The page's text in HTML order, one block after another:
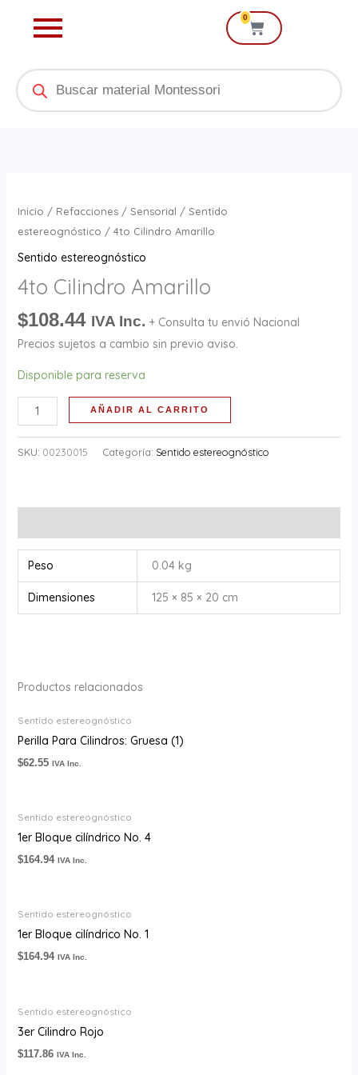
0
Cart
Products
search
Inicio / Refacciones/ Sensorial / Sentido
estereognóstico / 4to Cilindro Amarillo
Sentido estereognóstico
4to Cilindro Amarillo
$108.44 IVA Inc. + Consulta tu envió Nacional
Precios sujetos a cambio sin previo aviso.
Disponible para reserva
Cilindro
Amarillo
AÑADIR AL CARRITO
SKU: 00230015 Categoría: Sentido estereognóstico
Peso 0.04 kg
Dimensiones 125 × 85 × 20 cm
Productos relacionados
Sentido estereognóstico
Perilla Para Cilindros: Gruesa (1)
$62.55 IVA Inc.
Sentido estereognóstico
1er Bloque cilíndrico No. 4
$164.94 IVA Inc.
Sentido estereognóstico
1er Bloque cilíndrico No. 1
$164.94 IVA Inc.
Sentido estereognóstico
3er Cilindro Rojo
$117.86 IVA Inc.